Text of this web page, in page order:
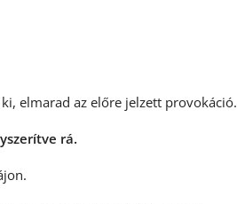
elmarad az előre jelzett provokáció.
rá.